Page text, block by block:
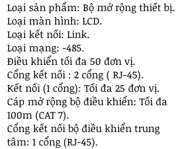
Loại sản phẩm: Bộ mở rộng thiết bị.
Loại màn hình: LCD.
Loại kết nối: Link.
Loại mạng: -485.
Điều khiển tối đa 50 đơn vị.
Cổng kết nối : 2 cổng ( RJ-45).
Kết nối (1 cổng): Tối đa 25 đơn vị.
Cáp mở rộng bộ điều khiển: Tối đa
100m (CAT 7).
Cổng kết nối bộ điều khiển trung
tâm: 1 cổng (RJ-45).